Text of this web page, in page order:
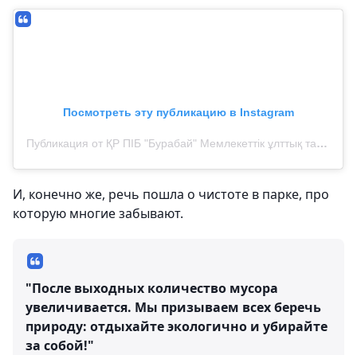
Посмотреть эту публикацию в Instagram
Публикация от ҚР ПІБ "Бурабай" Мемлекеттік ұлттық табиғи паркі" ММ (@parkburabay)
И, конечно же, речь пошла о чистоте в парке, про
которую многие забывают.
"После выходных количество мусора
увеличивается. Мы призываем всех беречь
природу: отдыхайте экологично и убирайте
за собой!"